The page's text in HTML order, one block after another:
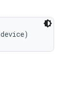
device)